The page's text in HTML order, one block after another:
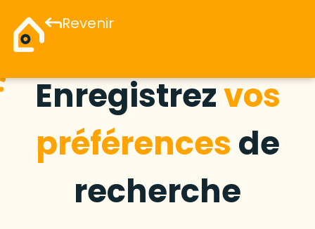
Revenir
Enregistrezvos
préférences de
recherche